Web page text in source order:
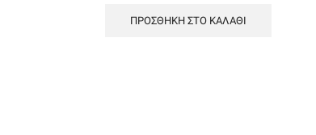
ΠΡΟΣΘΉΚΗ ΣΤΟ ΚΑΛΆΘΙ